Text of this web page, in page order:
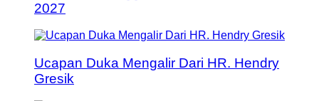
2027
Ucapan Duka Mengalir Dari HR. Hendry
Gresik